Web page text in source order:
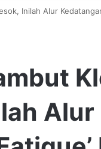
Inilah Alur
Alur